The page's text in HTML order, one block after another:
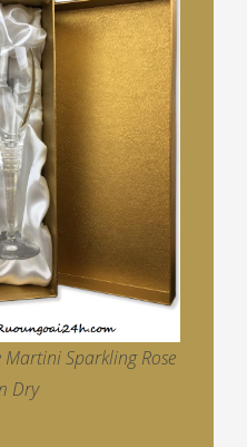
Sparkling Rose
Dry